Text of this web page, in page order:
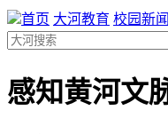
首页 大河教育 校园新闻
感知黄河文